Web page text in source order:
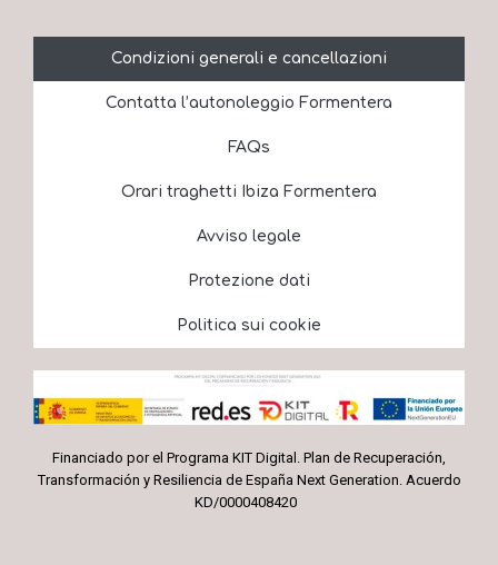
Condizioni generali e cancellazioni
Contatta l’autonoleggio Formentera
FAQs
Orari traghetti Ibiza Formentera
Avviso legale
Protezione dati
Politica sui cookie
Financiado por el Programa KIT Digital. Plan de Recuperación,
Transformación y Resiliencia de España Next Generation. Acuerdo
KD/0000408420